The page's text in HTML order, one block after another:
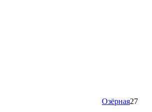
Озёрная27